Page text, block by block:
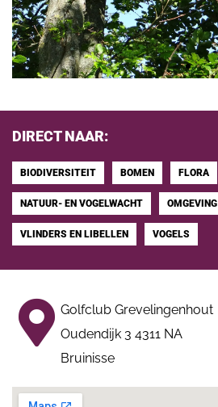
DIRECT NAAR:
BIODIVERSITEIT BOMEN FLORA
NATUUR- EN VOGELWACHT OMGEVING
VLINDERS EN LIBELLEN VOGELS
Golfclub Grevelingenhout
Oudendijk 3 4311 NA
Bruinisse